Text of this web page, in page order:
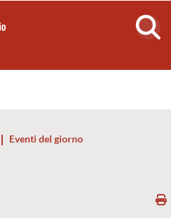
Eventi del giorno